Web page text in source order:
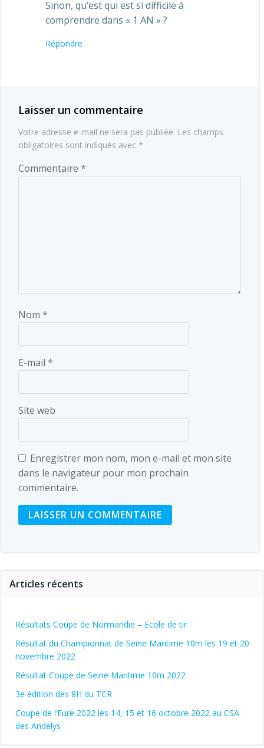
Sinon, qu’est qui est si difficile à
comprendre dans « 1 AN » ?
Répondre
Laisser un commentaire
Votre adresse e-mail ne sera pas publiée. Les champs
obligatoires sont indiqués avec *
Commentaire *
Nom *
E-mail *
Site web
Enregistrer mon nom, mon e-mail et mon site
dans le navigateur pour mon prochain
commentaire.
Articles récents
Résultats Coupe de Normandie – Ecole de tir
Résultat du Championnat de Seine Maritime 10m les 19 et 20
novembre 2022
Résultat Coupe de Seine Maritime 10m 2022
3e édition des 8H du TCR
Coupe de l’Eure 2022 les 14, 15 et 16 octobre 2022 au CSA
des Andelys